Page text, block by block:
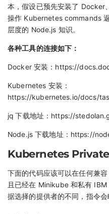
本，假设已预先安装了
操作 Kubernetes commands
层度的 Node.js 知识。
各种工具的连接如下：
Docker 安装：https://
Kubernetes 安装：
https://kubernetes.io/docs/
jq 下载地址：https://
Node.js 下载地址：https://
Kubernetes Private
下面的代码应该可以在任何兼
且已经在 Minikube 和私有
据选择的提供者的不同，指令会